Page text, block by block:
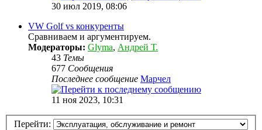
30 июл 2019, 08:06
VW Golf vs конкуренты
Сравниваем и аргументируем.
Модераторы: Glyma, Андрей Т.
43 Темы
677 Сообщения
Последнее сообщение Марчел
11 ноя 2023, 10:31
Перейти: